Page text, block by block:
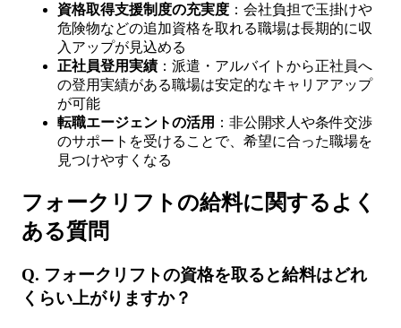
資格取得支援制度の充実度 ：会社負担で玉掛けや
危険物などの追加資格を取れる職場は長期的に収
入アップが見込める
正社員登用実績 ：派遣・アルバイトから正社員へ
の登用実績がある職場は安定的なキャリアアップ
が可能
転職エージェントの活用 ：非公開求人や条件交渉
のサポートを受けることで、希望に合った職場を
見つけやすくなる
フォークリフトの給料に関するよく
ある質問
Q. フォークリフトの資格を取ると給料はどれ
くらい上がりますか？